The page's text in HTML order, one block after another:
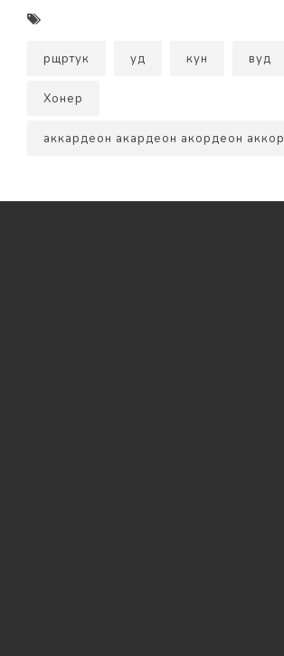
рщртук уд кун вуд
Хонер
аккардеон акардеон акордеон